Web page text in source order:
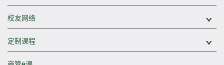
校友网络
定制课程